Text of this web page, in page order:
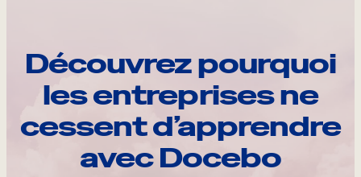
Découvrez pourquoi
les entreprises ne
cessent d’apprendre
avec Docebo